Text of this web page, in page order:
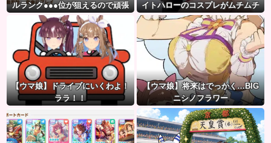
ルランク●●●位が狙えるので頑張
りましょう。← これ
イトハローのコスプレがムチムチ
すぎて↑GREAT
【ウマ娘】ドライブにいくわよ！
ララ！！
【ウマ娘】将来はでっかく…BIG
ニシノフラワー